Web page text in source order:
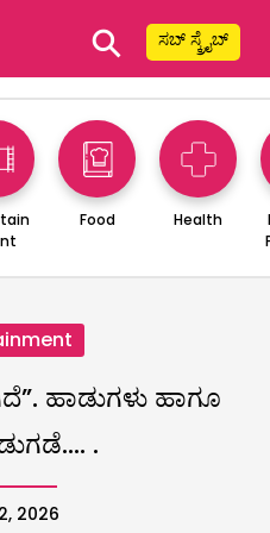
⚲ ಸಬ್ ಸ್ಕ್ರೈಬ್
Food Health
ಹಾಡುಗಳು ಹಾಗೂ
.
2026